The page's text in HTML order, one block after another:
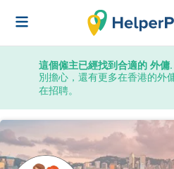
這個僱主已經找到合適的 外傭.
別擔心，還有更多在香港的外
在招聘。